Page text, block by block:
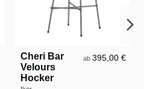
Cheri Bar
Velours
Hocker
ab 395,00 €